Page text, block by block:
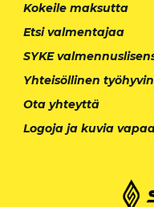
Kokeile maksutta
Etsi valmentajaa
SYKE
Yhteisöllinen
Ota yhteyttä
Logoja ja kuvia